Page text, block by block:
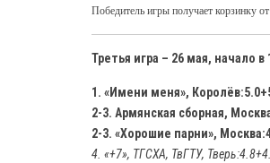
Победитель игры получает корзинку
Третья игра – 26 мая, начало в
1. «Имени меня»,
2-3. Армянская сборная,
2-3. «Хорошие парни»,
4. «+7», ТГСХА, ТвГТУ,